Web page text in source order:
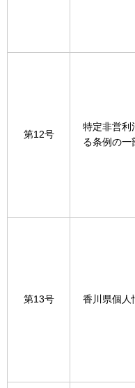
第12号
特定非営利
る条例の一
第13号 香川県個人